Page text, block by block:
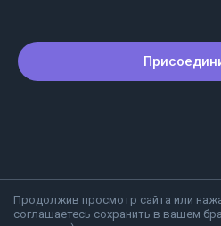
Продолжив просмотр сайта или
соглашаетесь сохранить в вашем